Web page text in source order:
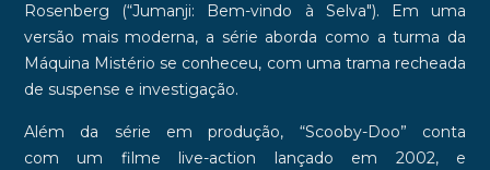
Rosenberg (“Jumanji: Bem-vindo à Selva"). Em uma
versão mais moderna, a série aborda como a turma da
Máquina Mistério se conheceu, com uma trama recheada
de suspense e investigação.
Além da série em produção, “Scooby-Doo” conta
com um filme live-action lançado em 2002, e